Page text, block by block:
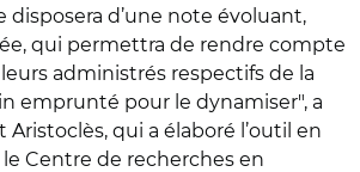
disposera d’une note évoluant,
qui permettra de rendre compte
administrés respectifs de la
emprunté pour le dynamiser", a
Aristoclès, qui a élaboré l’outil en
Centre de recherches en